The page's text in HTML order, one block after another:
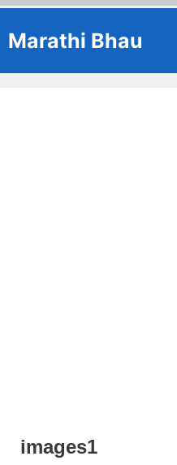
toMarathi Bhau
images1